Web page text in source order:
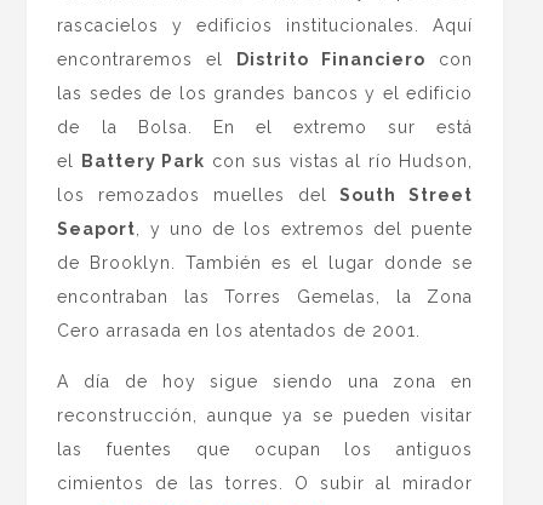
rascacielos y edificios institucionales. Aquí
encontraremos el
Distrito Financiero con
las sedes de los grandes bancos y el edificio
de la Bolsa. En el extremo sur está
el
Battery Park con sus vistas al río Hudson,
los remozados muelles delSouth Street
Seaport , y uno de los extremos del puente
de Brooklyn. También es el lugar donde se
encontraban las Torres Gemelas, la Zona
Cero arrasada en los atentados de 2001.
A día de hoy sigue siendo una zona en
reconstrucción, aunque ya se pueden visitar
las fuentes que ocupan los antiguos
cimientos de las torres. O subir al mirador